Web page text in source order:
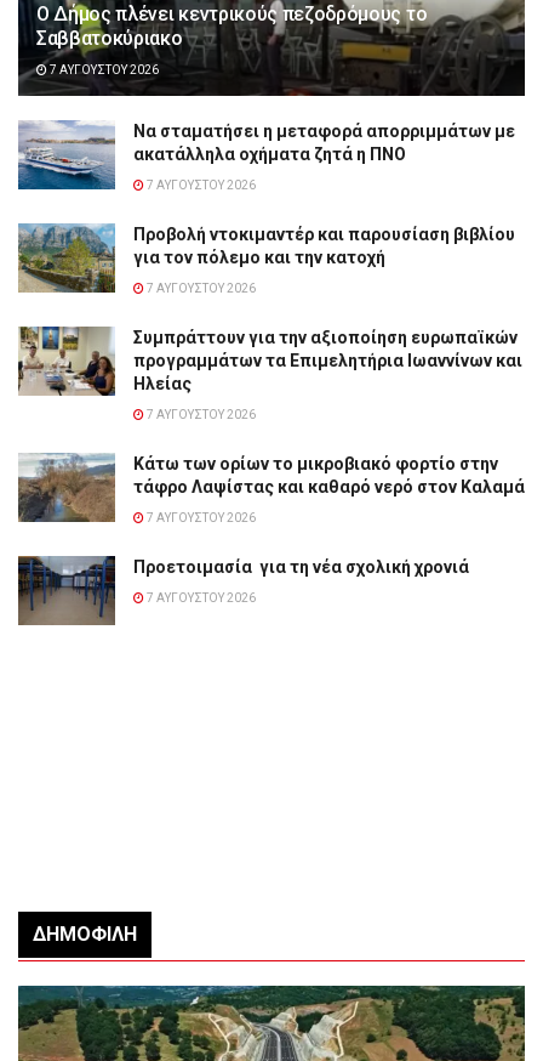
Ο Δήμος πλένει κεντρικούς πεζοδρόμους το
Σαββατοκύριακο
7 ΑΥΓΟΎΣΤΟΥ 2026
Να σταματήσει η μεταφορά απορριμμάτων με
ακατάλληλα οχήματα ζητά η ΠΝΟ
7 ΑΥΓΟΎΣΤΟΥ 2026
Προβολή ντοκιμαντέρ και παρουσίαση βιβλίου
για τον πόλεμο και την κατοχή
7 ΑΥΓΟΎΣΤΟΥ 2026
Συμπράττουν για την αξιοποίηση ευρωπαϊκών
προγραμμάτων τα Επιμελητήρια Ιωαννίνων και
Ηλείας
7 ΑΥΓΟΎΣΤΟΥ 2026
Κάτω των ορίων το μικροβιακό φορτίο στην
τάφρο Λαψίστας και καθαρό νερό στον Καλαμά
7 ΑΥΓΟΎΣΤΟΥ 2026
Προετοιμασία για τη νέα σχολική χρονιά
7 ΑΥΓΟΎΣΤΟΥ 2026
ΔΗΜΟΦΙΛΉ